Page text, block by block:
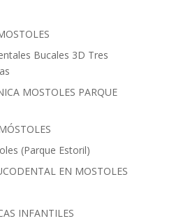
Bucales 3D Tres
MOSTOLES PARQUE
(Parque Estoril)
EN MOSTOLES
INFANTILES